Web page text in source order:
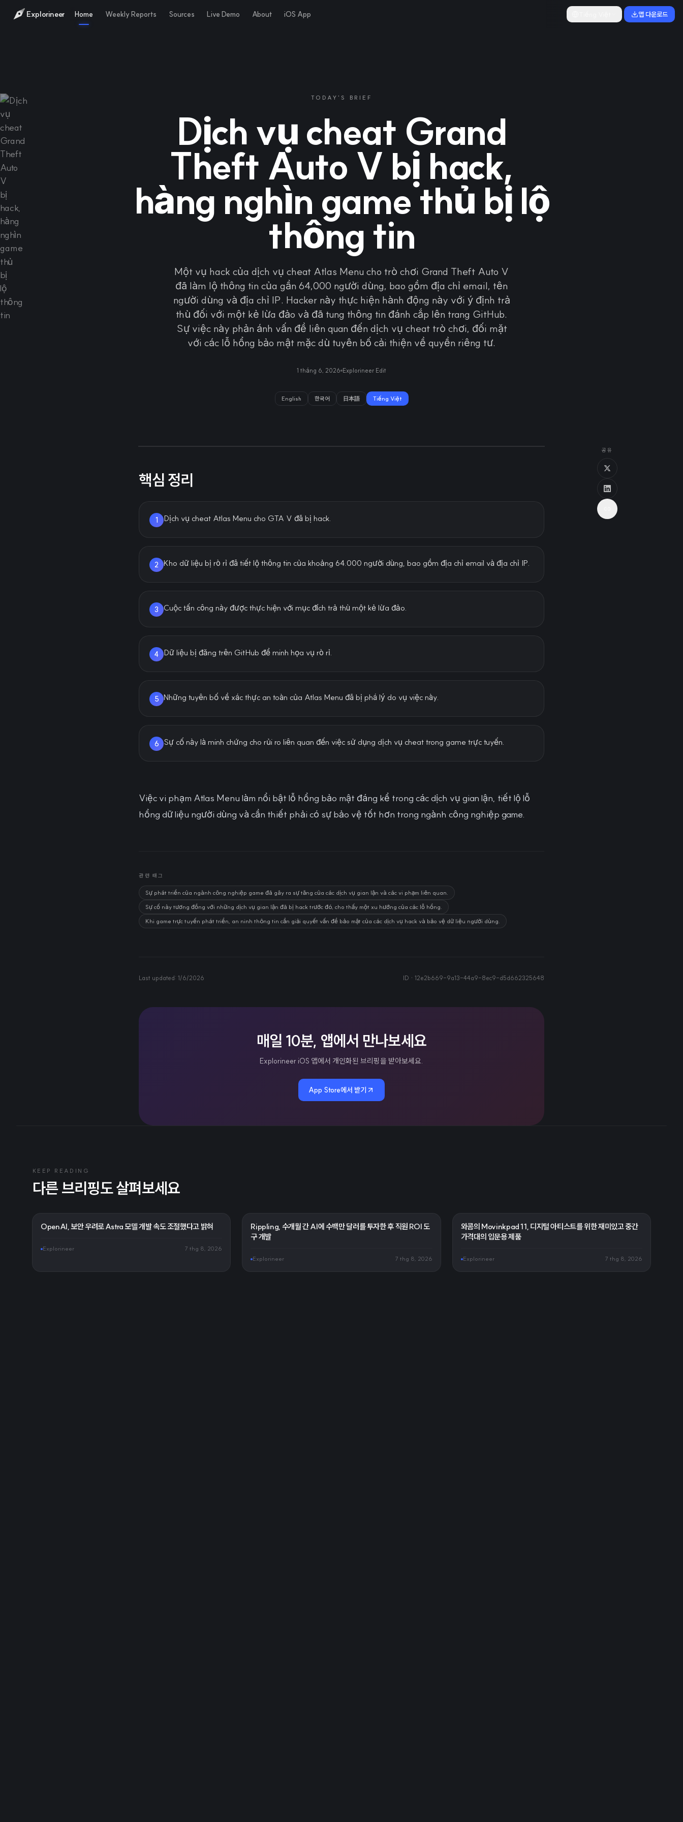
Explorineer Home Weekly Reports Sources Live Demo About iOS App 앱 다운로드
TODAY'S BRIEF
Dịch vụ cheat Grand
Theft Auto V bị hack,
hàng nghìn game thủ bị lộ
thông tin
Một vụ hack của dịch vụ cheat Atlas Menu cho trò chơi Grand Theft Auto V
đã làm lộ thông tin của gần 64,000 người dùng, bao gồm địa chỉ email, tên
người dùng và địa chỉ IP. Hacker này thực hiện hành động này với ý định trả
thù đối với một kẻ lừa đảo và đã tung thông tin đánh cắp lên trang GitHub.
Sự việc này phản ánh vấn đề liên quan đến dịch vụ cheat trò chơi, đối mặt
với các lỗ hổng bảo mật mặc dù tuyên bố cải thiện về quyền riêng tư.
1 tháng 6, 2026 Explorineer Edit
English 한국어 日本語 Tiếng Việt
핵심 정리
1 Dịch vụ cheat Atlas Menu cho GTA V đã bị hack.
2 Kho dữ liệu bị rò rỉ đã tiết lộ thông tin của khoảng 64.000 người dùng, bao gồm địa chỉ email và địa chỉ IP.
3 Cuộc tấn công này được thực hiện với mục đích trả thù một kẻ lừa đảo.
4 Dữ liệu bị đăng trên GitHub để minh họa vụ rò rỉ.
5 Những tuyên bố về xác thực an toàn của Atlas Menu đã bị phá lý do vụ việc này.
6 Sự cố này là minh chứng cho rủi ro liên quan đến việc sử dụng dịch vụ cheat trong game trực tuyến.
Việc vi phạm Atlas Menu làm nổi bật lỗ hổng bảo mật đáng kể trong các dịch vụ gian lận, tiết lộ lỗ
hổng dữ liệu người dùng và cần thiết phải có sự bảo vệ tốt hơn trong ngành công nghiệp game.
관련 태그
Sự phát triển của ngành công nghiệp game đã gây ra sự tăng của các dịch vụ gian lận và các vi phạm liên quan.
Sự cố này tương đồng với những dịch vụ gian lận đã bị hack trước đó, cho thấy một xu hướng của các lỗ hổng.
Khi game trực tuyến phát triển, an ninh thông tin cần giải quyết vấn đề bảo mật của các dịch vụ hack và bảo vệ dữ liệu người dùng.
Last updated: 1/6/2026 ID · 12e2b669-9a13-44a9-8ec9-d5d662325648
매일 10분, 앱에서 만나보세요
Explorineer iOS 앱에서 개인화된 브리핑을 받아보세요.
App Store에서 받기
공유
KEEP READING
다른 브리핑도 살펴보세요
OpenAI, 보안 우려로 Astra 모델 개발 속도 조절했다고 밝혀
Explorineer 7 thg 8, 2026
Rippling, 수개월 간 AI에 수백만 달러를 투자한 후 직원 ROI 도
구 개발
Explorineer 7 thg 8, 2026
와콤의 Movinkpad 11, 디지털 아티스트를 위한 재미있고 중간
가격대의 입문용 제품
Explorineer 7 thg 8, 2026